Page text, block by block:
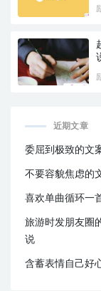
近期文章
委屈到极致的文
不要容貌焦虑的
喜欢单曲循环一
旅游时发朋友圈
说
含蓄表情自己好